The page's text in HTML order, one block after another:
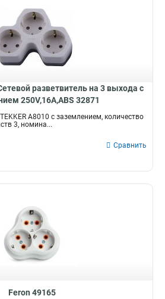
разветвитель на 3 выхода с
250V,16A,ABS 32871
A8010 с заземлением, количество
3, номина...
Сравнить
Feron 49165